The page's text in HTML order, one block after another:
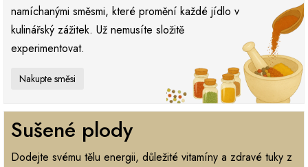
namíchanými směsmi, které promění každé jídlo v
kulinářský zážitek. Už nemusíte složitě
experimentovat.
Nakupte směsi
Sušené plody
Dodejte svému tělu energii, důležité vitamíny a zdravé tuky z